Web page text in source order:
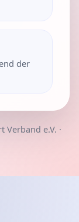
der
e.V. ·